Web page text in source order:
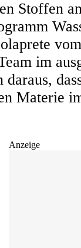
Stoffen
im
Materie
Anzeige